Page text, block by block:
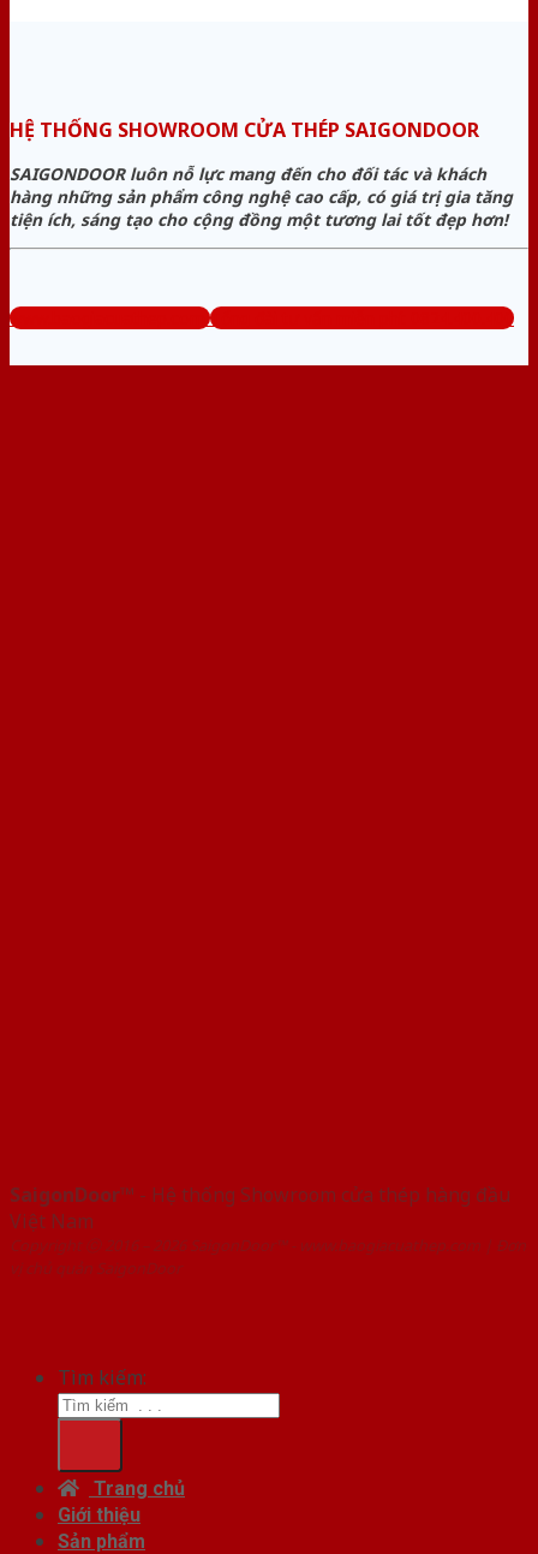
HỆ THỐNG SHOWROOM CỬA THÉP SAIGONDOOR
SAIGONDOOR luôn nỗ lực mang đến cho đối tác và khách
hàng những sản phẩm công nghệ cao cấp, có giá trị gia tăng
tiện ích, sáng tạo cho cộng đồng một tương lai tốt đẹp hơn!
www.baogiacuathep.com Tổng đài tư vấn miễn phí: 0824.400.400
SaigonDoor™ - Hệ thống Showroom cửa thép hàng đầu
Việt Nam
Copyright ⓒ 2016 – 2026 SaigonDoor™ - www.baogiacuathep.com | Đơn
vị chủ quản SaigonDoor
Tìm kiếm:
Trang chủ
Giới thiệu
Sản phẩm